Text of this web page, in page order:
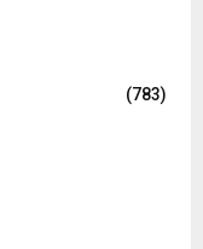
(783)